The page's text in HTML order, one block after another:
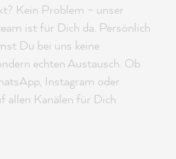
Kein Problem – unser
ist für Dich da. Persönlich
Du bei uns keine
echten Austausch. Ob
Instagram oder
allen Kanälen für Dich